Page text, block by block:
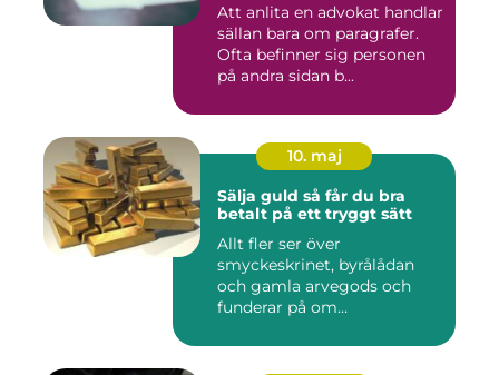
Att anlita en advokat handlar
sällan bara om paragrafer.
Ofta befinner sig personen
på andra sidan b...
10. maj
Sälja guld så får du bra
betalt på ett tryggt sätt
Allt fler ser över
smyckeskrinet, byrålådan
och gamla arvegods och
funderar på om